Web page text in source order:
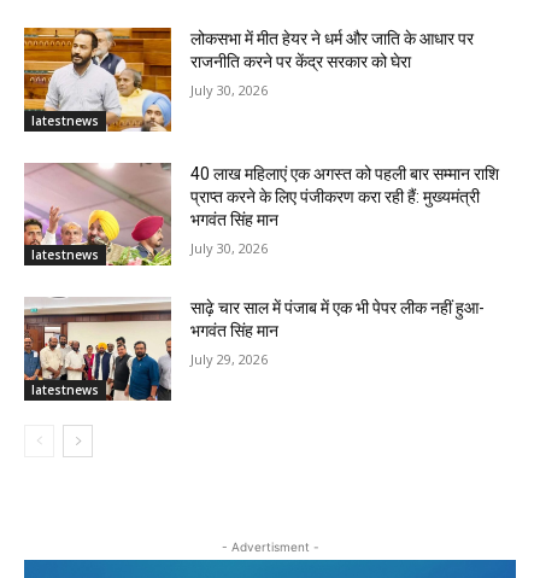
latestnews
लोकसभा में मीत हेयर ने धर्म और जाति के आधार पर
राजनीति करने पर केंद्र सरकार को घेरा
July 30, 2026
latestnews
40 लाख महिलाएं एक अगस्त को पहली बार सम्मान राशि
प्राप्त करने के लिए पंजीकरण करा रही हैं: मुख्यमंत्री
भगवंत सिंह मान
July 30, 2026
latestnews
साढ़े चार साल में पंजाब में एक भी पेपर लीक नहीं हुआ-
भगवंत सिंह मान
July 29, 2026
- Advertisment -